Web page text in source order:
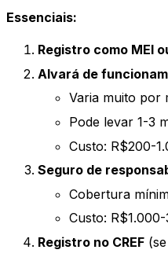
Essenciais:
Registro como MEI
Alvará de
Varia muito por
Pode levar 1-3
Custo: R$200-
Seguro de
Cobertura
Custo:
Registro no CREF